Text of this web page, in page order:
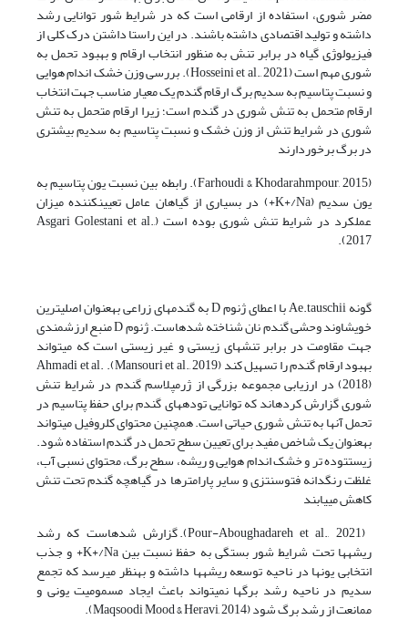
مضر شوری، استفاده از ارقامی است که در شرایط شور توانایی رشد
داشته و تولید اقتصادی داشته باشند. در این راستا داشتن درک کلی از
فیزیولوژی گیاه در برابر تنش به منظور انتخاب ارقام و بهبود تحمل به
شوری مهم است (Hosseini et al., 2021). بررسی وزن خشک اندام هوایی
و نسبت پتاسیم به سدیم برگ ارقام گندم یک معیار مناسب جهت انتخاب
ارقام متحمل به تنش شوری در گندم است؛ زیرا ارقام متحمل به تنش
شوری در شرایط تنش از وزن خشک و نسبت پتاسیم به سدیم بیشتری
در برگ برخوردارند
(Farhoudi & Khodarahmpour, 2015). رابطه بین نسبت یون پتاسیم به
یون سدیم (K+/Na+) در بسیاری از گیاهان عامل تعیینکننده میزان
عملکرد در شرایط تنش شوری بوده است (Asgari Golestani et al.,
2017).
گونه Ae.tauschii با اعطای ژنوم D به گندمهای زراعی بهعنوان اصلیترین
خویشاوند وحشی گندم نان شناخته شدهاست. ژنوم D منبع ارزشمندی
جهت مقاومت در برابر تنشهای زیستی و غیر زیستی است که میتواند
بهبود ارقام گندم را تسهیل کند (Mansouri et al., 2019). Ahmadi et al.
(2018) در ارزیابی مجموعه بزرگی از ژرمپلاسم گندم در شرایط تنش
شوری گزارش کردهاند که توانایی تودههای گندم برای حفظ پتاسیم در
تحمل آنها به تنش شوری حیاتی است. همچنین محتوای کلروفیل میتواند
بهعنوان یک شاخص مفید برای تعیین سطح تحمل در گندم استفاده شود.
زیستتوده تر و خشک اندام هوایی و ریشه، سطح برگ، محتوای نسبی آب،
غلظت رنگدانه فتوسنتزی و سایر پارامترها در گیاهچه گندم تحت تنش
کاهش مییابند
(Pour-Aboughadareh et al., 2021). گزارش شدهاست که رشد
ریشهها تحت شرایط شور بستگی به حفظ نسبت بین K+/Na+ و جذب
انتخابی یونها در ناحیه توسعه ریشهها داشته و بهنظر میرسد که تجمع
سدیم در ناحیه رشد برگها نمیتواند باعث ایجاد مسمومیت یونی و
ممانعت از رشد برگ شود (Maqsoodi Mood & Heravi, 2014).